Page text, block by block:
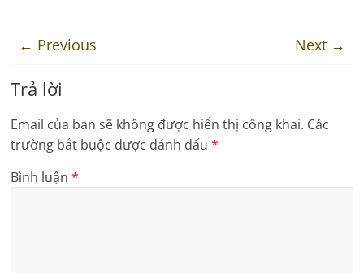
← Previous Next →
Trả lời
Email của bạn sẽ không được hiển thị công khai. Các
trường bắt buộc được đánh dấu*
Bình luận*